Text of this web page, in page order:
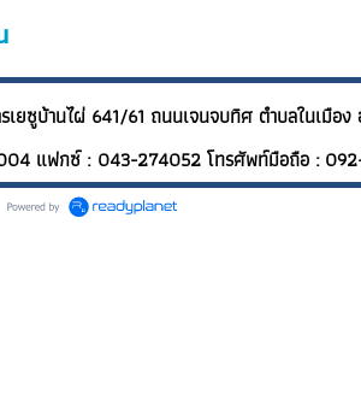
มารเยซูบ้านไผ่ 641/61 ถนนเจนจบทิ
แฟกซ์ : 043-274052 โทรศัพท์มือถือ :